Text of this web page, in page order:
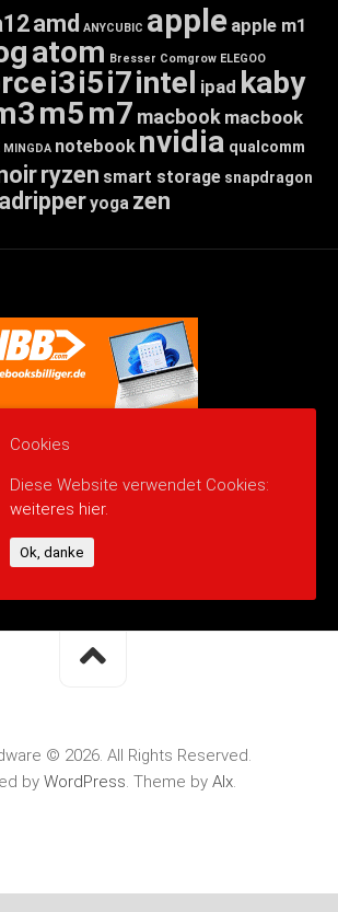
amd ANYCUBIC apple apple m1
atom Bresser Comgrow ELEGOO
i3i5i7intel ipad kaby
m5m7 macbook macbook
MINGDA notebook nvidia qualcomm
ryzen smart storage snapdragon
yoga zen
© 2026. All Rights Reserved.
by WordPress. Theme by Alx.
Cookies
Diese Website verwendet Cookies:
weiteres hier.
Ok, danke